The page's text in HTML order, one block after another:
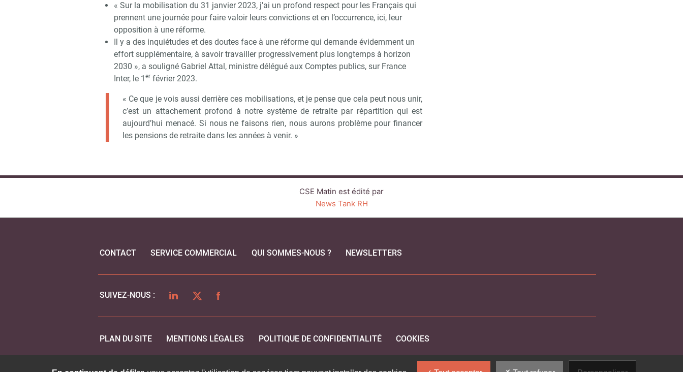
« Sur la mobilisation du 31 janvier 2023, j’ai un profond respect pour les Français qui
prennent une journée pour faire valoir leurs convictions et en l’occurrence, ici, leur
opposition à une réforme.
Il y a des inquiétudes et des doutes face à une réforme qui demande évidemment un
effort supplémentaire, à savoir travailler progressivement plus longtemps à horizon
2030 », a souligné Gabriel Attal, ministre délégué aux Comptes publics, sur France
Inter, le 1 erfévrier 2023.
« Ce que je vois aussi derrière ces mobilisations, et je pense que cela peut nous unir,
c’est un attachement profond à notre système de retraite par répartition qui est
aujourd’hui menacé. Si nous ne faisons rien, nous aurons problème pour financer
les pensions de retraite dans les années à venir. »
CSE Matin est édité par
News Tank RH
CONTACT SERVICE COMMERCIAL QUI SOMMES-NOUS ? NEWSLETTERS
SUIVEZ-NOUS : LINKEDINTWITTERFACEBOOK
PLAN DU SITE MENTIONS LÉGALES POLITIQUE DE CONFIDENTIALITÉ COOKIES